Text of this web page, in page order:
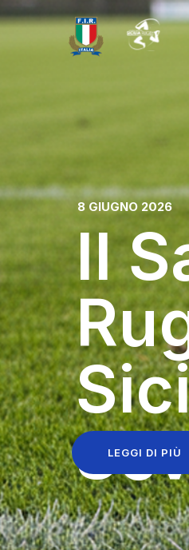
8 GIUGNO 2026
Il
LEGGI DI PIÙ